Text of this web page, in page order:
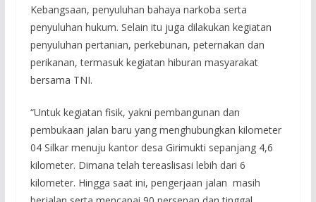
Kebangsaan, penyuluhan bahaya narkoba serta
penyuluhan hukum. Selain itu juga dilakukan kegiatan
penyuluhan pertanian, perkebunan, peternakan dan
perikanan, termasuk kegiatan hiburan masyarakat
bersama TNI.
“Untuk kegiatan fisik, yakni pembangunan dan
pembukaan jalan baru yang menghubungkan kilometer
04 Silkar menuju kantor desa Girimukti sepanjang 4,6
kilometer. Dimana telah tereaslisasi lebih dari 6
kilometer. Hingga saat ini, pengerjaan jalan masih